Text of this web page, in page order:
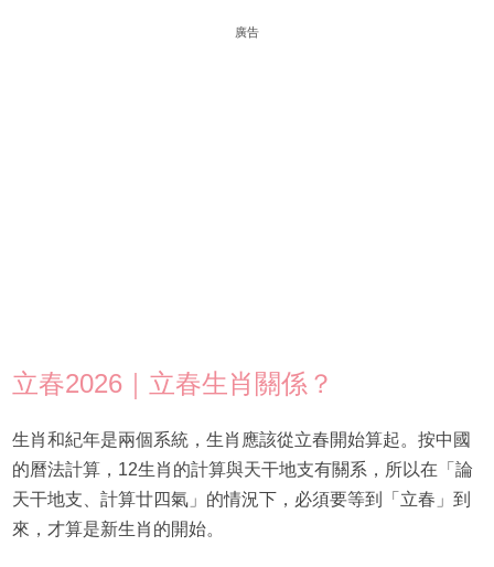
廣告
立春2026｜立春生肖關係？
生肖和紀年是兩個系統，生肖應該從立春開始算起。按中國
的曆法計算，12生肖的計算與天干地支有關系，所以在「論
天干地支、計算廿四氣」的情況下，必須要等到「立春」到
來，才算是新生肖的開始。